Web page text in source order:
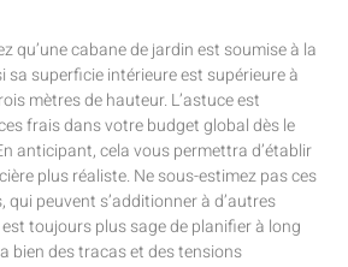
qu’une cabane de jardin est soumise à la
sa superficie intérieure est supérieure à
mètres de hauteur. L’astuce est
frais dans votre budget global dès le
anticipant, cela vous permettra d’établir
plus réaliste. Ne sous-estimez pas ces
peuvent s’additionner à d’autres
toujours plus sage de planifier à long
bien des tracas et des tensions